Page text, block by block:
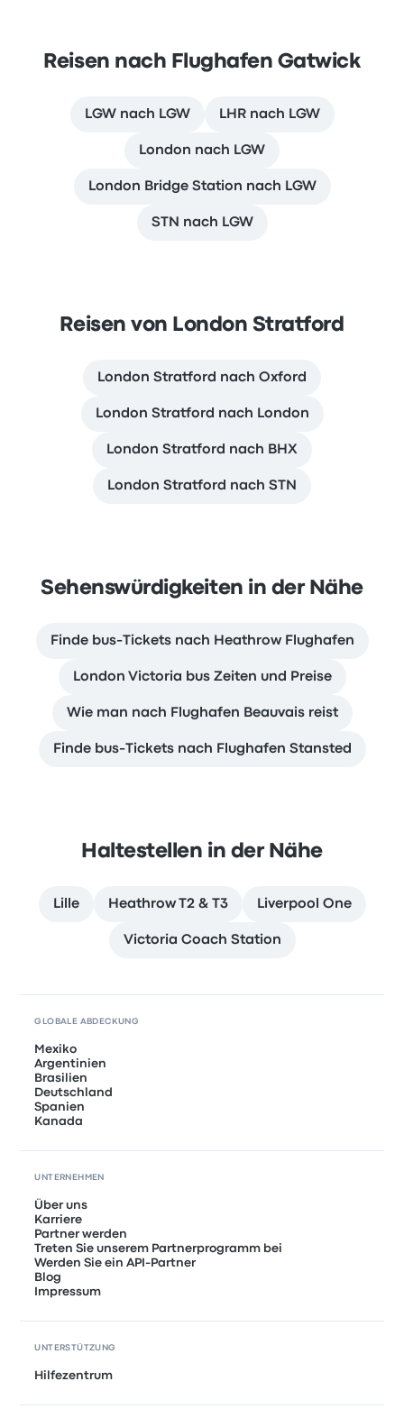
Reisen nach Flughafen Gatwick
LGW nach LGW LHR nach LGW
London nach LGW
London Bridge Station nach LGW
STN nach LGW
Reisen von London Stratford
London Stratford nach Oxford
London Stratford nach London
London Stratford nach BHX
London Stratford nach STN
Sehenswürdigkeiten in der Nähe
Finde bus-Tickets nach Heathrow Flughafen
London Victoria bus Zeiten und Preise
Wie man nach Flughafen Beauvais reist
Finde bus-Tickets nach Flughafen Stansted
Haltestellen in der Nähe
Lille Heathrow T2 & T3 Liverpool One
Victoria Coach Station
GLOBALE ABDECKUNG
Mexiko
Argentinien
Brasilien
Deutschland
Spanien
Kanada
UNTERNEHMEN
Über uns
Karriere
Partner werden
Treten Sie unserem Partnerprogramm bei
Werden Sie ein API-Partner
Blog
Impressum
UNTERSTÜTZUNG
Hilfezentrum